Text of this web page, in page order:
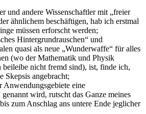
und andere Wissenschaftler mit „freier
ähnlichem beschäftigen, hab ich erstmal
müssen erforscht werden;
Hintergrundrauschen“ und
quasi als neue „Wunderwaffe“ für alles
(wo der Mathematik und Physik
beileibe nicht fremd sind), ist, finde ich,
Skepsis angebracht;
Anwendungsgebiete eine
genannt wird, rutscht das Ganze meines
zum Anschlag ans untere Ende jeglicher